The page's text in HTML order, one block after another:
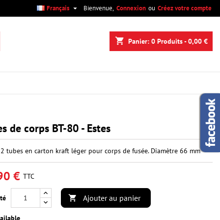
Bienvenue, Connexion ou Créez votre compte
Français 
shopping_cart Panier: 0 Produits - 0,00 €
de corps BT-80 - Estes
tubes en carton kraft léger pour corps de fusée. Diamètre 66 mm
€ TTC
 Ajouter au panier